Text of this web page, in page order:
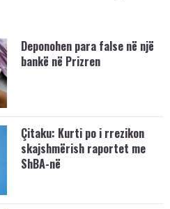
Deponohen para false në një
bankë në Prizren
Çitaku: Kurti po i rrezikon
skajshmërish raportet me
ShBA-në